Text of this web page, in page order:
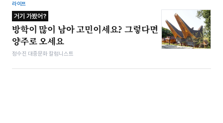
라이프
거기 가봤어?
방학이 많이 남아 고민이세요? 그렇다면
양주로 오세요
정수진 대중문화 칼럼니스트